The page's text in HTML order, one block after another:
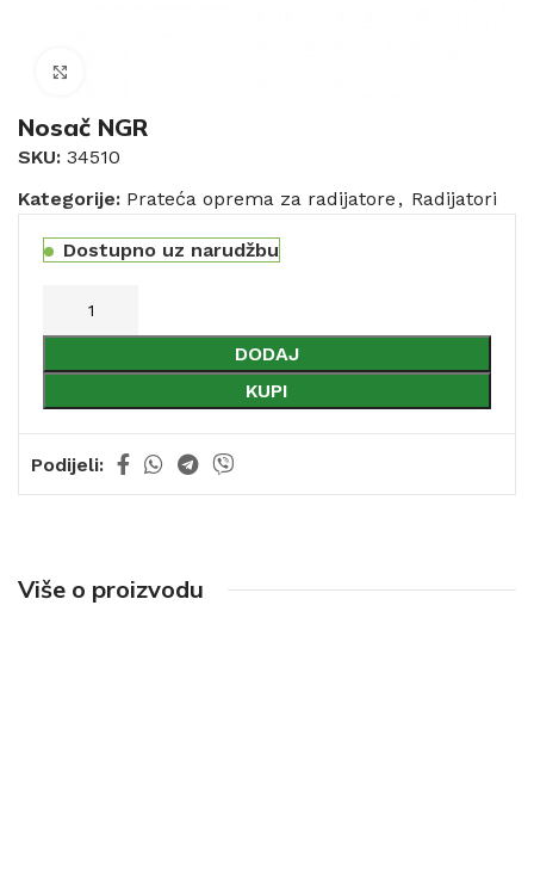
Nosač NGR
SKU: 34510
Kategorije: Prateća oprema za radijatore , Radijatori
Dostupno uz narudžbu
DODAJ
KUPI
Podijeli:
Više o proizvodu